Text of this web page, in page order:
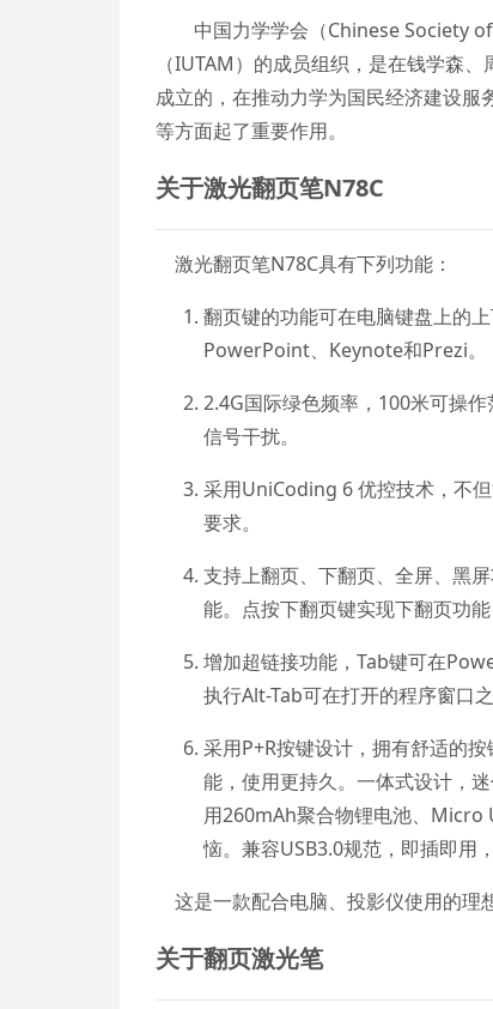
中国力学学会（Chinese Society
（IUTAM）的成员组织，是在钱学森
成立的，在推动力学为国民经济建设
等方面起了重要作用。
关于激光翻页笔N78C
激光翻页笔N78C具有下列功能：
翻页键的功能可在电脑键盘上的
PowerPoint、Keynote和Prezi。
2.4G国际绿色频率，100米可操
信号干扰。
采用UniCoding 6 优控技术，不
要求。
支持上翻页、下翻页、全屏、黑
能。点按下翻页键实现下翻页功
增加超链接功能，Tab键可在
执行Alt-Tab可在打开的程序窗口
采用P+R按键设计，拥有舒适的
能，使用更持久。一体式设计，
用260mAh聚合物锂电池、Micro
恼。兼容USB3.0规范，即插即用
这是一款配合电脑、投影仪使用的理
关于翻页激光笔